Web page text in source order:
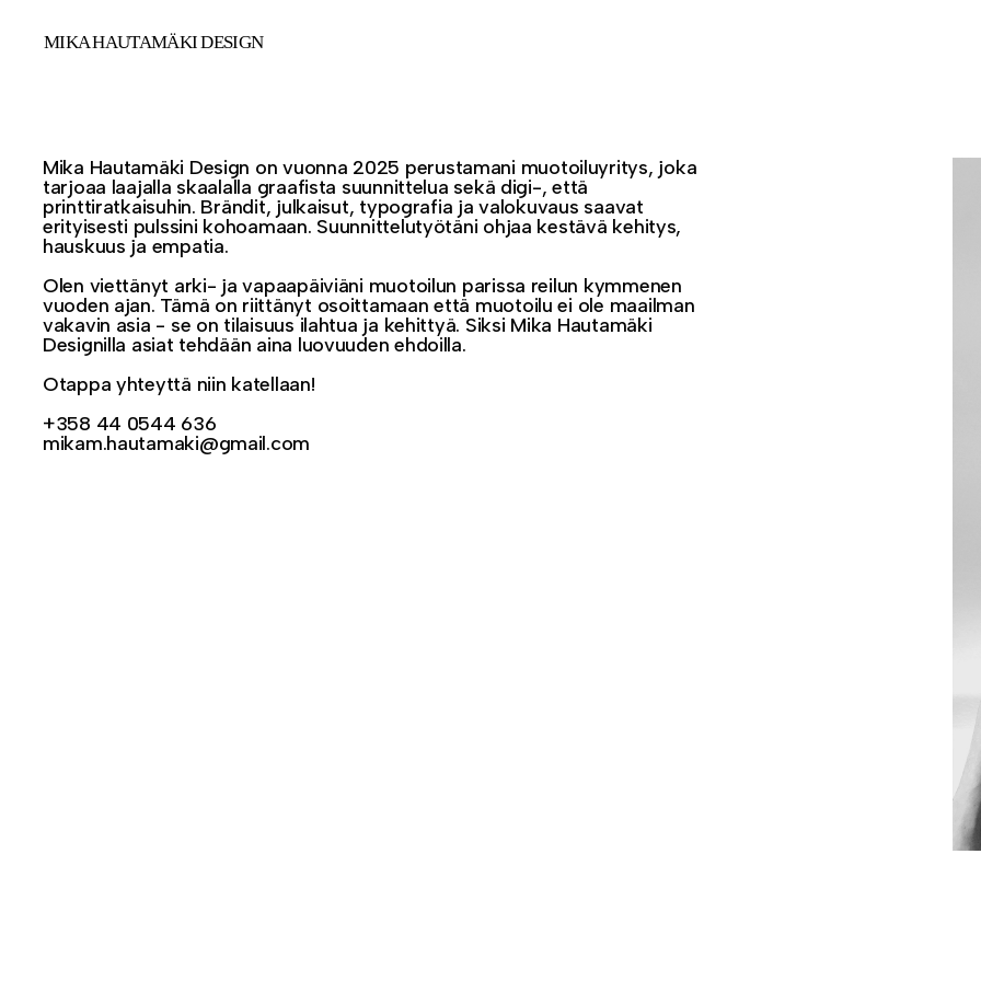
MIKA HAUTAMÄKI DESIGN
Mika Hautamäki Design on vuonna 2025 perustamani muotoiluyritys, joka
tarjoaa laajalla skaalalla graafista suunnittelua sekä digi-, että
printtiratkaisuhin. Brändit, julkaisut, typografia ja valokuvaus saavat
erityisesti pulssini kohoamaan. Suunnittelutyötäni ohjaa kestävä kehitys,
hauskuus ja empatia.
Olen viettänyt arki- ja vapaapäiviäni muotoilun parissa reilun kymmenen
vuoden ajan. Tämä on riittänyt osoittamaan että muotoilu ei ole maailman
vakavin asia - se on tilaisuus ilahtua ja kehittyä. Siksi Mika Hautamäki
Designilla asiat tehdään aina luovuuden ehdoilla.
Otappa yhteyttä niin katellaan!
+358 44 0544 636
mikam.hautamaki@gmail.com